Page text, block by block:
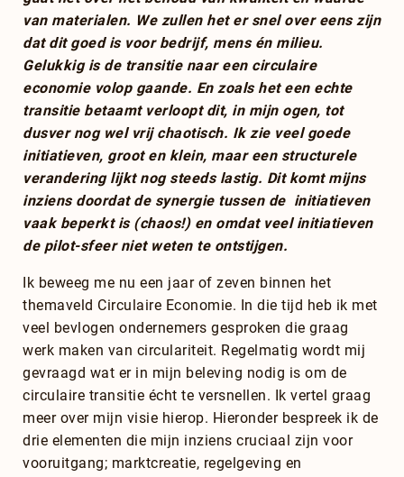
van materialen. We zullen het er snel over eens zijn
dat dit goed is voor bedrijf, mens én milieu.
Gelukkig is de transitie naar een circulaire
economie volop gaande. En zoals het een echte
transitie betaamt verloopt dit, in mijn ogen, tot
dusver nog wel vrij chaotisch. Ik zie veel goede
initiatieven, groot en klein, maar een structurele
verandering lijkt nog steeds lastig. Dit komt mijns
inziens doordat de synergie tussen de initiatieven
vaak beperkt is (chaos!) en omdat veel initiatieven
de pilot-sfeer niet weten te ontstijgen.
Ik beweeg me nu een jaar of zeven binnen het
themaveld Circulaire Economie. In die tijd heb ik met
veel bevlogen ondernemers gesproken die graag
werk maken van circulariteit. Regelmatig wordt mij
gevraagd wat er in mijn beleving nodig is om de
circulaire transitie écht te versnellen. Ik vertel graag
meer over mijn visie hierop. Hieronder bespreek ik de
drie elementen die mijn inziens cruciaal zijn voor
vooruitgang; marktcreatie, regelgeving en